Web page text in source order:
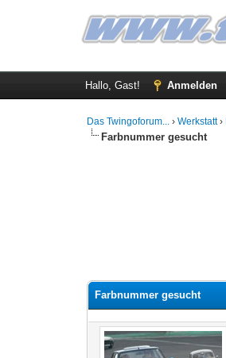
Hallo, Gast! Anmelden
Das Twingoforum... ›Werkstatt›
Farbnummer gesucht
Farbnummer gesucht